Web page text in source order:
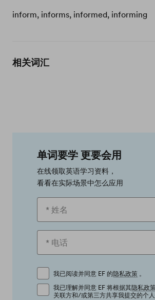
inform, informs, informed, informing
相关词汇
单词要学 更要会用
在线领取英语学习资料，
看看在实际场景中怎么应用
我已阅读并同意 EF 的隐私政策 。
我已理解并同意 EF 将根据其隐私政
关联方和/或第三方共享我提交的个人